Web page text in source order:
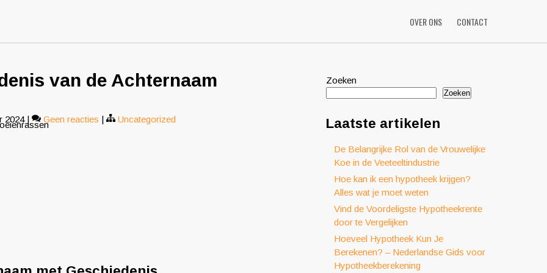
OVER ONS CONTACT
van de Achternaam
2024 | Geen reacties | Uncategorized
Zoeken
Zoeken
Laatste artikelen
De Belangrijke Rol van de Vrouwelijke
Koe in de Veeteeltindustrie
Hoe kan ik een hypotheek krijgen?
Alles wat je moet weten
Vind de Voordeligste Hypotheekrente
door te Vergelijken
Hoeveel Hypotheek Kun Je
Berekenen? – Nederlandse Gids voor
Hypotheekberekening